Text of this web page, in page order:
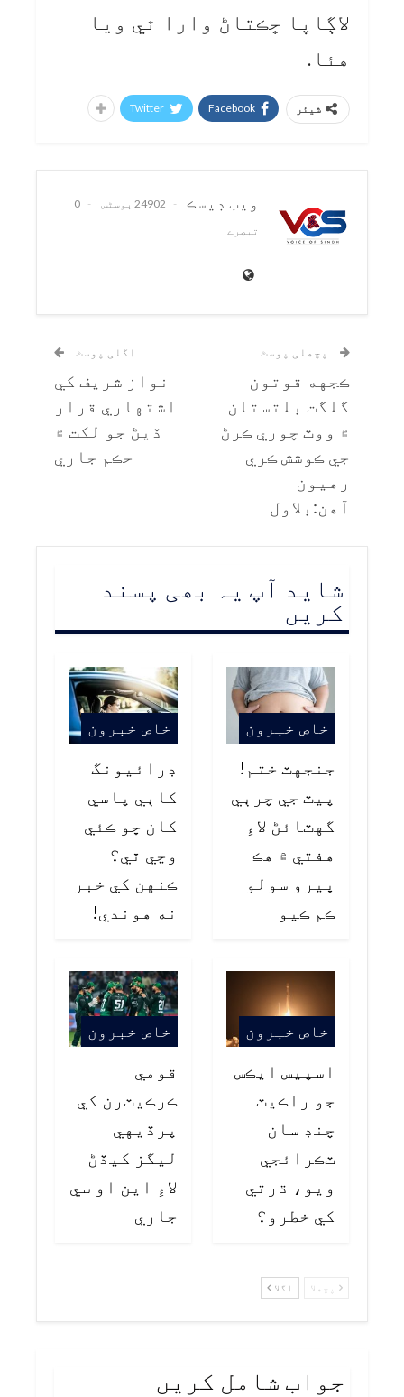
لاڳاپا ڇڪتاڻ وارا ٿي ويا
هئا.
شیئر Facebook
Twitter
ويب ڊيسڪ 24902 پوسٹس
0
تبصرے
پچھلی پوسٹ
ڪجهه قوتون
گلگت بلتستان
۾ ووٽ چوري ڪرڻ
جي ڪوشش ڪري
رهيون
آهن:بلاول
اگلی پوسٹ
نواز شريف کي
اشتهاري قرار
ڏيڻ جو لکت ۾
حڪم جاري
شاید آپ یہ بھی پسند
کریں
خاص خبرون
جنجهٽ ختم!
پيٽ جي چرٻي
گهٽائڻ لاءِ
هفتي ۾ هڪ
ڀيرو سولو
ڪم ڪيو
خاص خبرون
ڊرائيونگ
کاٻي پاسي
کان ڇو ڪئي
وڃي ٿي؟
ڪنهن کي خبر
نه هوندي!
خاص خبرون
اسپيس ايڪس
جو راڪيٽ
چنڊ سان
ٽڪرائجي
ويو، ڌرتي
کي خطرو؟
خاص خبرون
قومي
ڪرڪيٽرن کي
پرڏيهي
ليگز کيڏڻ
لاءِ اين او سي
جاري
پچھلا اگلا
جواب شامل کریں